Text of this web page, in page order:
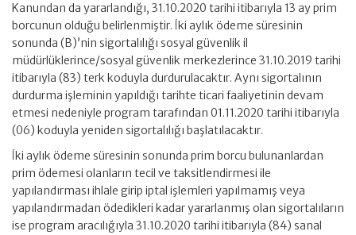
Kanundan da yararlandığı, 31.10.2020 tarihi itibarıyla 13 ay prim
borcunun olduğu belirlenmiştir. İki aylık ödeme süresinin
sonunda (B)’nin sigortalılığı sosyal güvenlik il
müdürlüklerince/sosyal güvenlik merkezlerince 31.10.2019 tarihi
itibarıyla (83) terk koduyla durdurulacaktır. Aynı sigortalının
durdurma işleminin yapıldığı tarihte ticari faaliyetinin devam
etmesi nedeniyle program tarafından 01.11.2020 tarihi itibarıyla
(06) koduyla yeniden sigortalılığı başlatılacaktır.
İki aylık ödeme süresinin sonunda prim borcu bulunanlardan
prim ödemesi olanların tecil ve taksitlendirmesi ile
yapılandırması ihlale girip iptal işlemleri yapılmamış veya
yapılandırmadan ödedikleri kadar yararlanmış olan sigortalıların
ise program aracılığıyla 31.10.2020 tarihi itibarıyla (84) sanal